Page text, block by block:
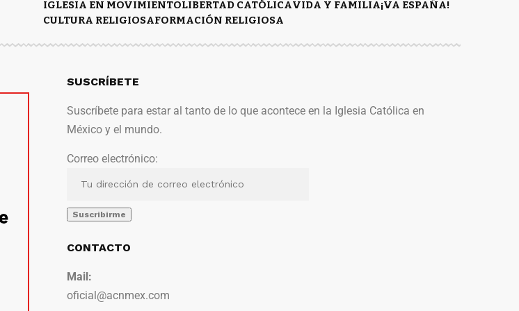
IGLESIA EN MOVIMIENTOLIBERTAD CATÓLICAVIDA Y FAMILIA¡VA ESPAÑA!
CULTURA RELIGIOSAFORMACIÓN RELIGIOSA
SUSCRÍBETE
Suscríbete para estar al tanto de lo que acontece en la Iglesia Católica en
México y el mundo.
Correo electrónico:
CONTACTO
Mail:
oficial@acnmex.com